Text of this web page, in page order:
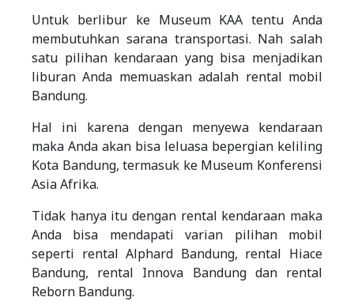
Untuk berlibur ke Museum KAA tentu Anda
membutuhkan sarana transportasi. Nah salah
satu pilihan kendaraan yang bisa menjadikan
liburan Anda memuaskan adalah rental mobil
Bandung.
Hal ini karena dengan menyewa kendaraan
maka Anda akan bisa leluasa bepergian keliling
Kota Bandung, termasuk ke Museum Konferensi
Asia Afrika.
Tidak hanya itu dengan rental kendaraan maka
Anda bisa mendapati varian pilihan mobil
seperti rental Alphard Bandung, rental Hiace
Bandung, rental Innova Bandung dan rental
Reborn Bandung.